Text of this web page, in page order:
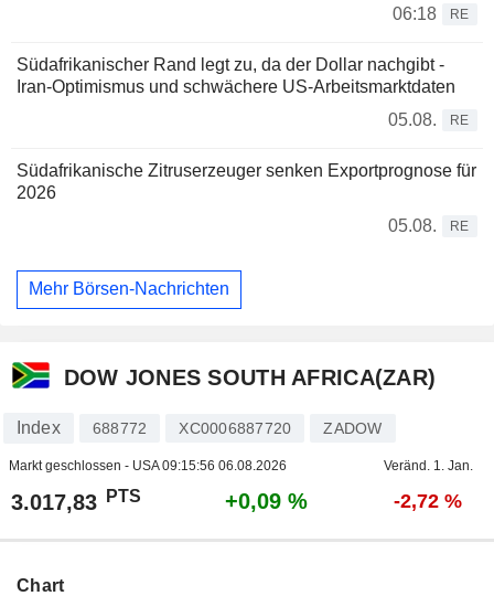
06:18
RE
Südafrikanischer Rand legt zu, da der Dollar nachgibt -
Iran-Optimismus und schwächere US-Arbeitsmarktdaten
05.08.
RE
Südafrikanische Zitruserzeuger senken Exportprognose für
2026
05.08.
RE
Mehr Börsen-Nachrichten
DOW JONES SOUTH AFRICA(ZAR)
Index 688772 XC0006887720 ZADOW
Markt geschlossen - USA09:15:56 06.08.2026 Veränd. 1. Jan.
3.017,83 PTS +0,09 % -2,72 %
Chart